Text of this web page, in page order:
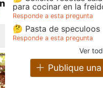
para cocinar en la
Responde a esta pregunta
🤔 Pasta de speculoos
Responde a esta pregunta
Ver
Publique